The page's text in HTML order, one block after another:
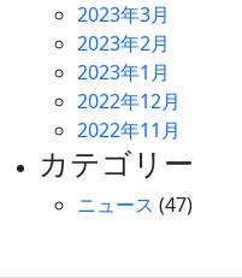
2023年3月
2023年2月
2023年1月
2022年12月
2022年11月
カテゴリー
ニュース (47)